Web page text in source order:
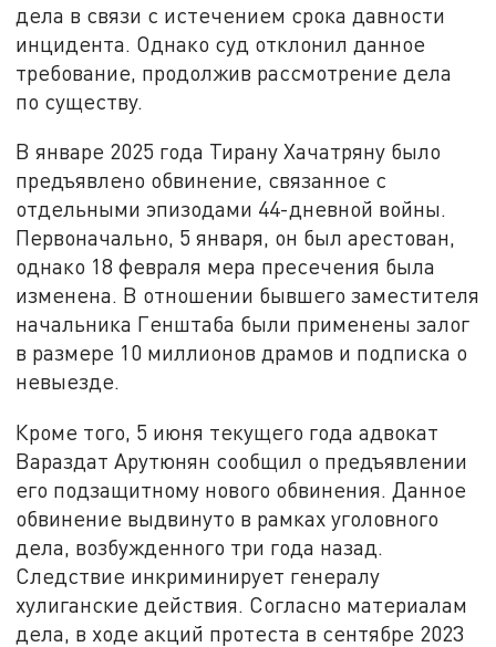
дела в связи с истечением срока давности
инцидента. Однако суд отклонил данное
требование, продолжив рассмотрение дела
по существу.
В январе 2025 года Тирану Хачатряну было
предъявлено обвинение, связанное с
отдельными эпизодами 44-дневной войны.
Первоначально, 5 января, он был арестован,
однако 18 февраля мера пресечения была
изменена. В отношении бывшего заместителя
начальника Генштаба были применены залог
в размере 10 миллионов драмов и подписка о
невыезде.
Кроме того, 5 июня текущего года адвокат
Вараздат Арутюнян сообщил о предъявлении
его подзащитному нового обвинения. Данное
обвинение выдвинуто в рамках уголовного
дела, возбужденного три года назад.
Следствие инкриминирует генералу
хулиганские действия. Согласно материалам
дела, в ходе акций протеста в сентябре 2023